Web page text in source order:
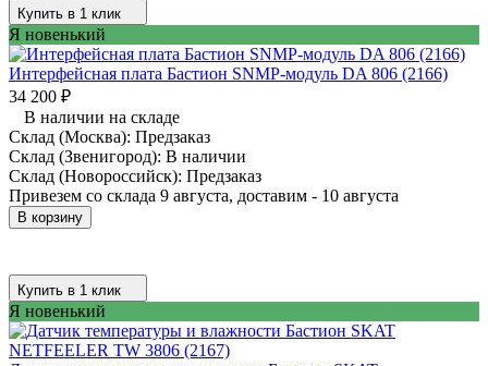
Купить в 1 клик
Я новенький
Интерфейсная плата Бастион SNMP-модуль DA 806 (2166)
34 200 ₽
В наличии на складе
Склад (Москва): Предзаказ
Склад (Звенигород): В наличии
Склад (Новороссийск): Предзаказ
Привезем со склада 9 августа, доставим - 10 августа
В корзину
Купить в 1 клик
Я новенький